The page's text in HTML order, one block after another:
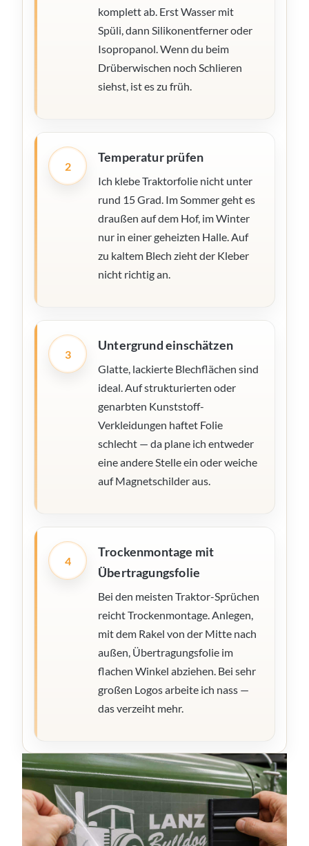
komplett ab. Erst Wasser mit
Spüli, dann Silikonentferner oder
Isopropanol. Wenn du beim
Drüberwischen noch Schlieren
siehst, ist es zu früh.
2
Temperatur prüfen
Ich klebe Traktorfolie nicht unter
rund 15 Grad. Im Sommer geht es
draußen auf dem Hof, im Winter
nur in einer geheizten Halle. Auf
zu kaltem Blech zieht der Kleber
nicht richtig an.
3
Untergrund einschätzen
Glatte, lackierte Blechflächen sind
ideal. Auf strukturierten oder
genarbten Kunststoff-
Verkleidungen haftet Folie
schlecht — da plane ich entweder
eine andere Stelle ein oder weiche
auf Magnetschilder aus.
4
Trockenmontage mit
Übertragungsfolie
Bei den meisten Traktor-Sprüchen
reicht Trockenmontage. Anlegen,
mit dem Rakel von der Mitte nach
außen, Übertragungsfolie im
flachen Winkel abziehen. Bei sehr
großen Logos arbeite ich nass —
das verzeiht mehr.